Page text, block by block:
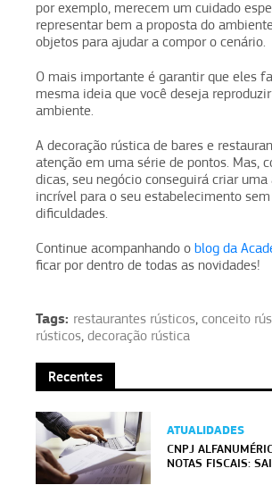
por exemplo, merecem um cuidado
representar bem a proposta do
objetos para ajudar a compor o cenário.
O mais importante é garantir que eles
mesma ideia que você deseja
ambiente.
A decoração rústica de bares e
atenção em uma série de pontos. Mas,
dicas, seu negócio conseguirá criar
incrível para o seu estabelecimento
dificuldades.
Continue acompanhando o blog da
ficar por dentro de todas as novidades!
Tags: restaurantes rústicos, conceito
rústicos, decoração rústica
Recentes
ATUALIDADES
CNPJ
NOTAS FISCAIS: